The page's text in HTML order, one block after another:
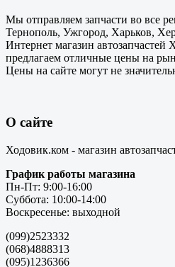
Мы отправляем запчасти во все
Тернополь, Ужгород, Харьков,
Интернет магазин
предлагаем отличные цены на
Цены на сайте могут не
О сайте
Ходовик.ком - магазин
График работы магазина
Пн-Пт: 9:00-16:00
Суббота: 10:00-14:00
Воскресенье: выходной
(099)2523332
(068)4888313
(095)1236366